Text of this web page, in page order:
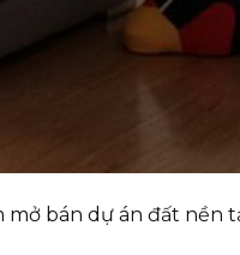
mở bán dự án đất nền